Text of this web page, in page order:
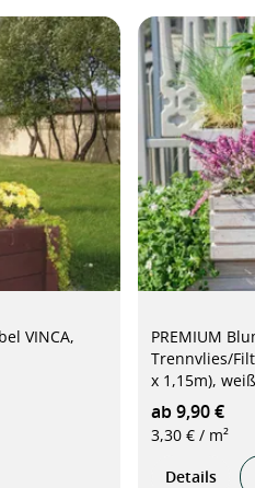
VINCA,
PREMIUM
Trennvlies/
x 1,15m), weiß
ab 9,90 €
3,30 € / m²
Details